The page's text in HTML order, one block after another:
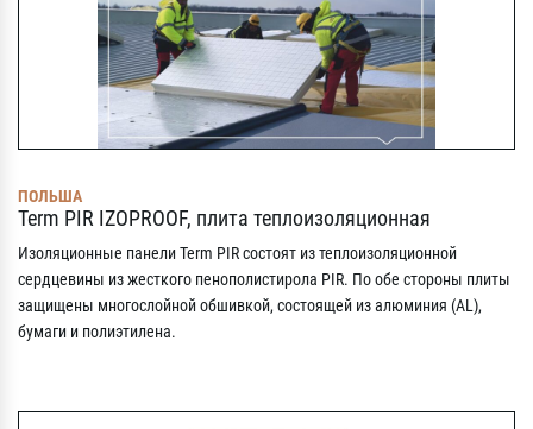
ПОЛЬША
Term PIR IZOPROOF, плита теплоизоляционная
Изоляционные панели Term PIR состоят из теплоизоляционной
сердцевины из жесткого пенополистирола PIR. По обе стороны плиты
защищены многослойной обшивкой, состоящей из алюминия (AL),
бумаги и полиэтилена.